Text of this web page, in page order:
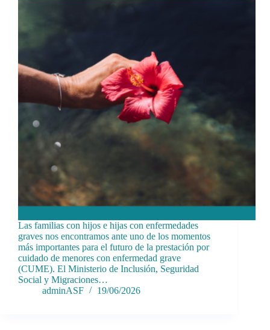
Las familias con hijos e hijas con enfermedades
graves nos encontramos ante uno de los momentos
más importantes para el futuro de la prestación por
cuidado de menores con enfermedad grave
(CUME). El Ministerio de Inclusión, Seguridad
Social y Migraciones…
adminASF
19/06/2026